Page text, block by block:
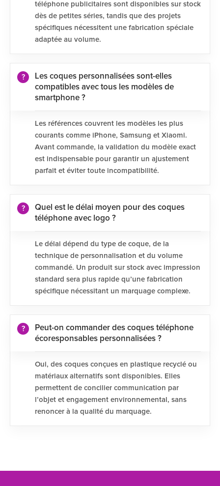
téléphone publicitaires sont disponibles sur stock
dès de petites séries, tandis que des projets
spécifiques nécessitent une fabrication spéciale
adaptée au volume.
Les coques personnalisées sont-elles
compatibles avec tous les modèles de
smartphone ?
Les références couvrent les modèles les plus
courants comme iPhone, Samsung et Xiaomi.
Avant commande, la validation du modèle exact
est indispensable pour garantir un ajustement
parfait et éviter toute incompatibilité.
Quel est le délai moyen pour des coques
téléphone avec logo ?
Le délai dépend du type de coque, de la
technique de personnalisation et du volume
commandé. Un produit sur stock avec impression
standard sera plus rapide qu’une fabrication
spécifique nécessitant un marquage complexe.
Peut-on commander des coques téléphone
écoresponsables personnalisées ?
Oui, des coques conçues en plastique recyclé ou
matériaux alternatifs sont disponibles. Elles
permettent de concilier communication par
l’objet et engagement environnemental, sans
renoncer à la qualité du marquage.